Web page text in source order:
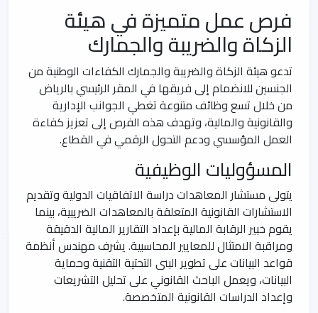
فرص عمل متميزة في هيئة
الزكاة والضريبة والجمارك
تدعو هيئة الزكاة والضريبة والجمارك الكفاءات الوطنية من
الجنسين للانضمام إلى فريقها في المقر الرئيسي بالرياض
من خلال تسع وظائف متنوعة تغطي الجوانب الإدارية
والقانونية والمالية، وتهدف هذه الفرص إلى تعزيز كفاءة
العمل المؤسسي ودعم التحول الرقمي في القطاع.
المسؤوليات الوظيفية
يتولى مستشار المعاهدات دراسة الاتفاقيات الدولية وتقديم
الاستشارات القانونية المتعلقة بالمعاهدات الضريبية، بينما
يقوم خبير الرقابة المالية بإعداد التقارير المالية الدقيقة
ومراقبة الامتثال للمعايير المحاسبية. يشرف مهندس أنظمة
قواعد البيانات على تطوير البنى التحتية التقنية وحماية
البيانات، ويعمل الباحث القانوني على تحليل التشريعات
وإعداد الدراسات القانونية المتخصصة.